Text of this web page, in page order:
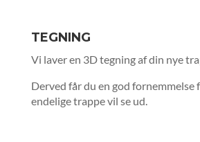
TEGNING
Vi laver en 3D tegning af din nye
Derved får du en god fornemmelse
endelige trappe vil se ud.